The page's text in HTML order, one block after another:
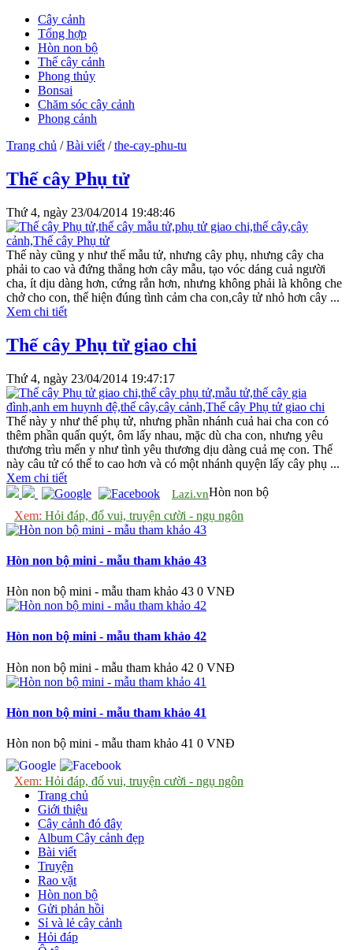
Cây cảnh
Tổng hợp
Hòn non bộ
Thế cây cảnh
Phong thủy
Bonsai
Chăm sóc cây cảnh
Phong cảnh
Trang chủ /Bài viết /the-cay-phu-tu
Thế cây Phụ tử
Thứ 4, ngày 23/04/2014 19:48:46
Thế này cũng y như thế mẫu tử, nhưng cây phụ, nhưng cây cha
phải to cao và đứng thẳng hơn cây mẫu, tạo vóc dáng cuả người
cha, ít dịu dàng hơn, cứng rắn hơn, nhưng không phải là không che
chở cho con, thể hiện đúng tình cảm cha con,cây tử nhỏ hơn cây ...
Xem chi tiết
Thế cây Phụ tử giao chi
Thứ 4, ngày 23/04/2014 19:47:17
Thế này y như thế phụ tử, nhưng phần nhánh cuả hai cha con có
thêm phần quấn quýt, ôm lấy nhau, mặc dù cha con, nhưng yêu
thương trìu mến y như tình yêu thương dịu dàng cuả mẹ con. Thế
này câu tử có thể to cao hơn và có một nhánh quyện lấy cây phụ ...
Xem chi tiết
Lazi.vn
Xem: Hỏi đáp, đố vui, truyện cười - ngụ ngôn
Hòn non bộ
Hòn non bộ mini - mẫu tham khảo 43
Hòn non bộ mini - mẫu tham khảo 43 0 VNĐ
Hòn non bộ mini - mẫu tham khảo 42
Hòn non bộ mini - mẫu tham khảo 42 0 VNĐ
Hòn non bộ mini - mẫu tham khảo 41
Hòn non bộ mini - mẫu tham khảo 41 0 VNĐ
Xem: Hỏi đáp, đố vui, truyện cười - ngụ ngôn
Trang chủ
Giới thiệu
Cây cảnh đó đây
Album Cây cảnh đẹp
Bài viết
Truyện
Rao vặt
Hòn non bộ
Gửi phản hồi
Sỉ và lẻ cây cảnh
Hỏi đáp